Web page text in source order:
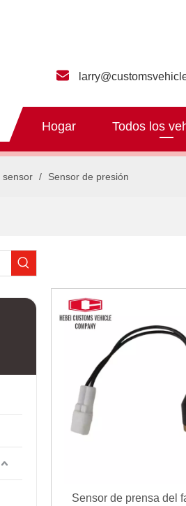
Hogar Todos los
sensor / Sensor de presión
Sensor de prensa del